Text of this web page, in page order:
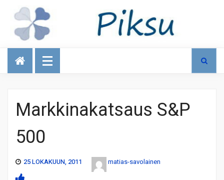
Talous
Markkinakatsaus S&P
500
25 LOKAKUUN, 2011 matias-savolainen